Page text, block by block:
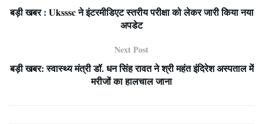
बड़ी खबर : Uksssc ने इंटरमीडिएट स्तरीय परीक्षा को लेकर जारी किया नया
अपडेट
Next Post
बड़ी खबर: स्वास्थ्य मंत्री डॉ. धन सिंह रावत ने श्री महंत इंदिरेश अस्पताल में
मरीजों का हालचाल जाना